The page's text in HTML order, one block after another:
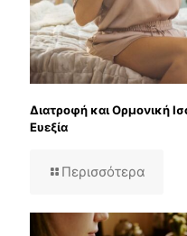
Διατροφή και Ορμονική
Ευεξία
Περισσότερα